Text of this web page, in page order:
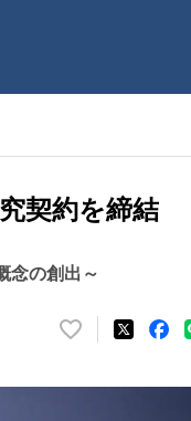
契約を締結
念の創出～
い
ね